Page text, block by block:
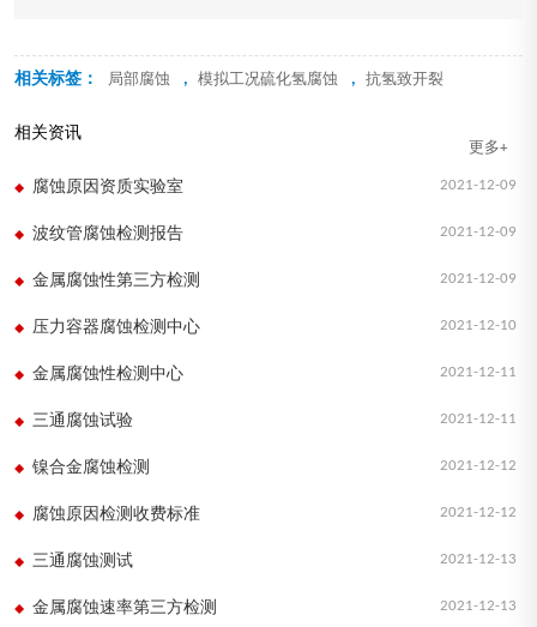
相关标签： 局部腐蚀 , 模拟工况硫化氢腐蚀 , 抗氢致开裂
相关资讯
更多+
2021-12-09
腐蚀原因资质实验室
2021-12-09
波纹管腐蚀检测报告
2021-12-09
金属腐蚀性第三方检测
2021-12-10
压力容器腐蚀检测中心
2021-12-11
金属腐蚀性检测中心
2021-12-11
三通腐蚀试验
2021-12-12
镍合金腐蚀检测
2021-12-12
腐蚀原因检测收费标准
2021-12-13
三通腐蚀测试
2021-12-13
金属腐蚀速率第三方检测